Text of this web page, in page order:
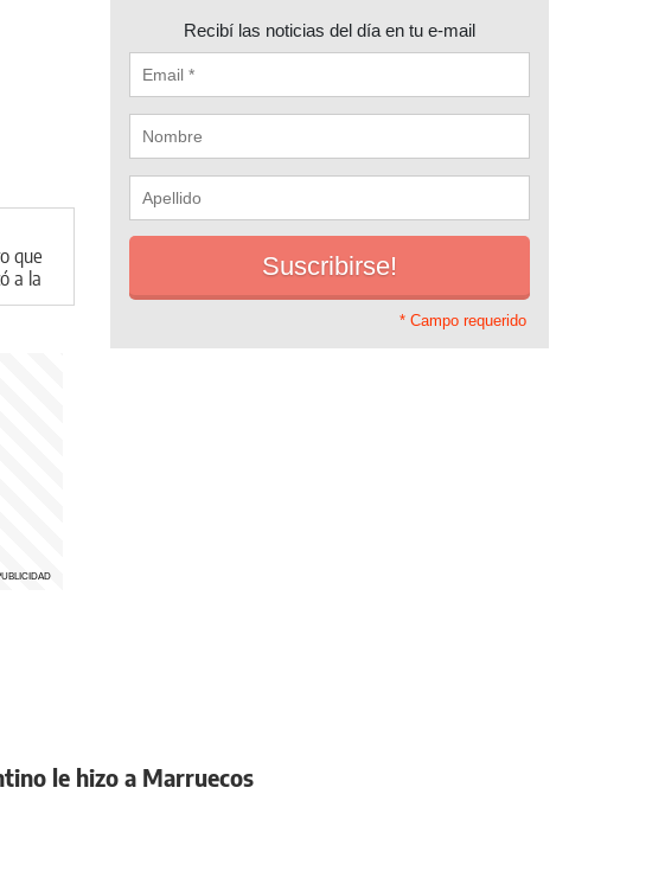
que
a la
Recibí las noticias del día en tu e-mail
* Campo requerido
le hizo a Marruecos